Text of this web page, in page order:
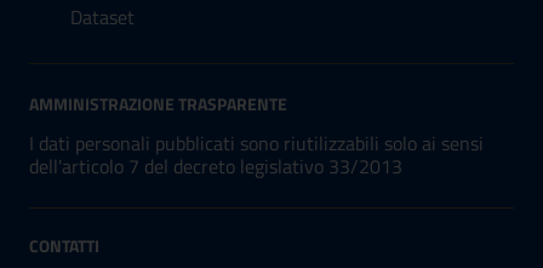
Dataset
AMMINISTRAZIONE TRASPARENTE
I dati personali pubblicati sono riutilizzabili solo ai sensi
dell'articolo 7 del decreto legislativo 33/2013
CONTATTI